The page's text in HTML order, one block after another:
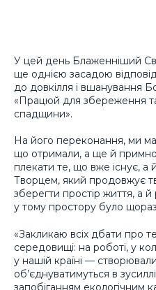
У цей день Блаженніший
ще однією засадою
до довкілля і вшанування
«Працюй для збереження
спадщини».
На його переконання, ми
що отримали, а ще й
плекати те, що вже існує, а
Творцем, який продовжує
зберегти простір життя, а
у тому простору було
«Закликаю всіх дбати про
середовищі: на роботі, у
у нашій країні —
об’єднуватимуться в
запобіганням екологічним